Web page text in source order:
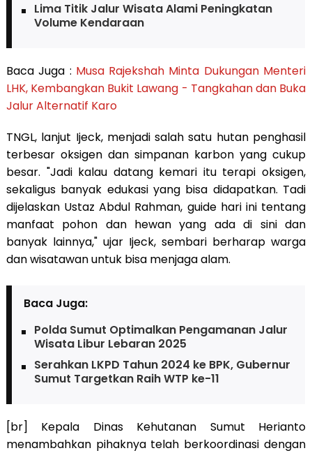
Lima Titik Jalur Wisata Alami Peningkatan
Volume Kendaraan
Baca Juga : Musa Rajekshah Minta Dukungan Menteri
LHK, Kembangkan Bukit Lawang - Tangkahan dan Buka
Jalur Alternatif Karo
TNGL, lanjut Ijeck, menjadi salah satu hutan penghasil
terbesar oksigen dan simpanan karbon yang cukup
besar. "Jadi kalau datang kemari itu terapi oksigen,
sekaligus banyak edukasi yang bisa didapatkan. Tadi
dijelaskan Ustaz Abdul Rahman, guide hari ini tentang
manfaat pohon dan hewan yang ada di sini dan
banyak lainnya," ujar Ijeck, sembari berharap warga
dan wisatawan untuk bisa menjaga alam.
Baca Juga:
Polda Sumut Optimalkan Pengamanan Jalur
Wisata Libur Lebaran 2025
Serahkan LKPD Tahun 2024 ke BPK, Gubernur
Sumut Targetkan Raih WTP ke-11
[br] Kepala Dinas Kehutanan Sumut Herianto
menambahkan pihaknya telah berkoordinasi dengan